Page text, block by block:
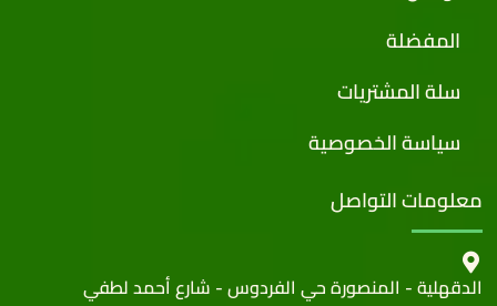
المفضلة
سلة المشتريات
سياسة الخصوصية
معلومات التواصل
الدقهلية - المنصورة حي الفردوس - شارع أحمد لطفي